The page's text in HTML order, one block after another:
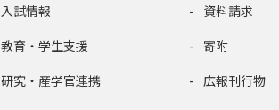
入試情報
教育・学生支援
研究・産学官連携
資料請求
寄附
広報刊行物